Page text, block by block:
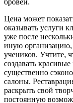
бровей.
Цена может
оказывать услуги
уже после
иную организацию,
учеников. Учтите,
создавать
существенно
салоны.
раскрыть свой
постоянную